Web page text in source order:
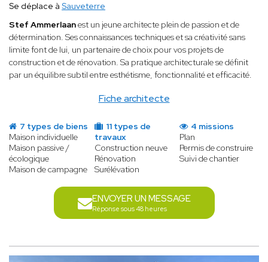
Fiche architecte
Se déplace à Sauveterre
Stef Ammerlaanest un jeune architecte plein de passion et de
détermination. Ses connaissances techniques et sa créativité sans
limite font de lui, un partenaire de choix pour vos projets de
construction et de rénovation. Sa pratique architecturale se définit
par un équilibre subtil entre esthétisme, fonctionnalité et efficacité.
7 types de biens
Maison individuelle
Maison passive /
écologique
Maison de campagne
11 types de
travaux
Construction neuve
Rénovation
Surélévation
4 missions
Plan
Permis de construire
Suivi de chantier
ENVOYER UN MESSAGE
Réponse sous 48 heures